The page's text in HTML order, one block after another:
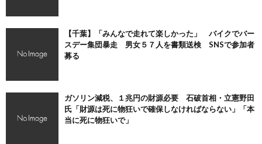
【千葉】「みんなで走れて楽しかった」 バイクでバー
スデー集団暴走 男女５７人を書類送検 SNSで参加者
募る
ガソリン減税、１兆円の財源必要 石破首相・立憲野田
氏「財源は死に物狂いで確保しなければならない」「本
当に死に物狂いで」